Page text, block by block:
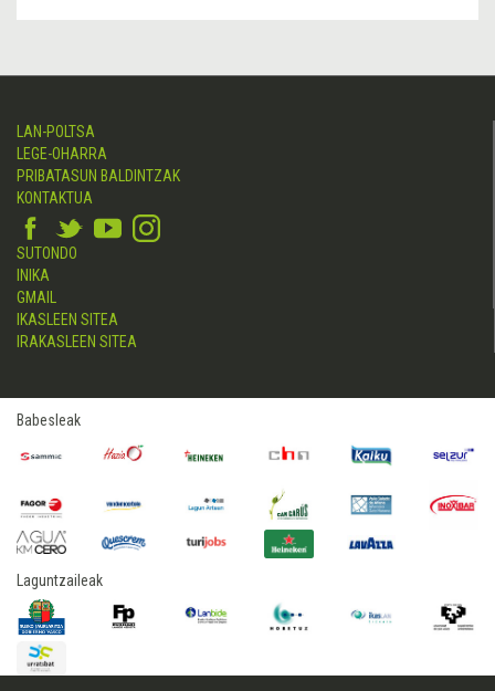
LAN-POLTSA
LEGE-OHARRA
PRIBATASUN BALDINTZAK
KONTAKTUA
SUTONDO
INIKA
GMAIL
IKASLEEN SITEA
IRAKASLEEN SITEA
Babesleak
Laguntzaileak